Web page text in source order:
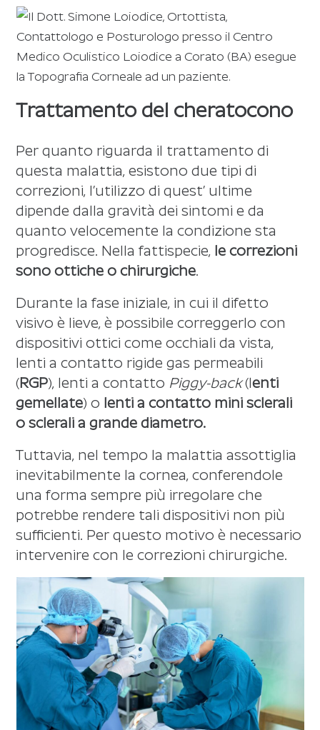
Trattamento del cheratocono
Per quanto riguarda il trattamento di
questa malattia, esistono due tipi di
correzioni, l’utilizzo di quest’ ultime
dipende dalla gravità dei sintomi e da
quanto velocemente la condizione sta
progredisce. Nella fattispecie, le correzioni
sono ottiche o chirurgiche.
Durante la fase iniziale, in cui il difetto
visivo è lieve, è possibile correggerlo con
dispositivi ottici come occhiali da vista,
lenti a contatto rigide gas permeabili
(RGP), lenti a contatto Piggy-back(lenti
gemellate) o lenti a contatto mini sclerali
o sclerali a grande diametro.
Tuttavia, nel tempo la malattia assottiglia
inevitabilmente la cornea, conferendole
una forma sempre più irregolare che
potrebbe rendere tali dispositivi non più
sufficienti. Per questo motivo è necessario
intervenire con le correzioni chirurgiche.